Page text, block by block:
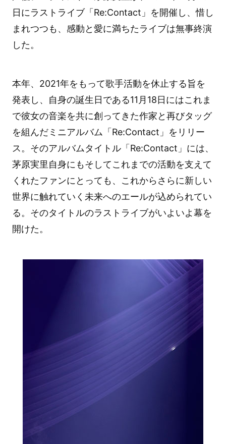
日にラストライブ「Re:Contact」を開催し、惜し
まれつつも、感動と愛に満ちたライブは無事終演
した。
本年、2021年をもって歌手活動を休止する旨を
発表し、自身の誕生日である11月18日にはこれま
で彼女の音楽を共に創ってきた作家と再びタッグ
を組んだミニアルバム「Re:Contact」をリリー
ス。そのアルバムタイトル「Re:Contact」には、
茅原実里自身にもそしてこれまでの活動を支えて
くれたファンにとっても、これからさらに新しい
世界に触れていく未来へのエールが込められてい
る。そのタイトルのラストライブがいよいよ幕を
開けた。